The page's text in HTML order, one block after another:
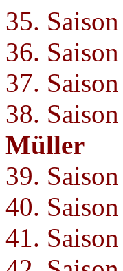
35.
36.
37.
38.
Müller
39.
40.
41.